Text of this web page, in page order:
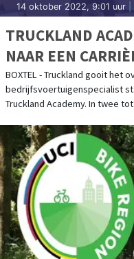
14 oktober 2022, 9:01 uur
TRUCKLAND
NAAR EEN
BOXTEL - Truckland gooit het
bedrijfsvoertuigenspecialist
Truckland Academy. In twee